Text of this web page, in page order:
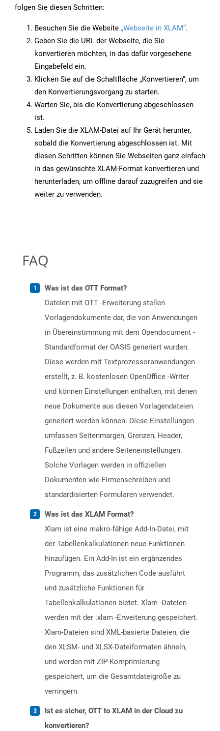
folgen Sie diesen Schritten:
Besuchen Sie die Website „Webseite in XLAM“.
Geben Sie die URL der Webseite, die Sie
konvertieren möchten, in das dafür vorgesehene
Eingabefeld ein.
Klicken Sie auf die Schaltfläche „Konvertieren“, um
den Konvertierungsvorgang zu starten.
Warten Sie, bis die Konvertierung abgeschlossen
ist.
Laden Sie die XLAM-Datei auf Ihr Gerät herunter,
sobald die Konvertierung abgeschlossen ist. Mit
diesen Schritten können Sie Webseiten ganz einfach
in das gewünschte XLAM-Format konvertieren und
herunterladen, um offline darauf zuzugreifen und sie
weiter zu verwenden.
FAQ
Was ist das OTT Format?
Dateien mit OTT -Erweiterung stellen
Vorlagendokumente dar, die von Anwendungen
in Übereinstimmung mit dem Opendocument -
Standardformat der OASIS generiert wurden.
Diese werden mit Textprozessoranwendungen
erstellt, z. B. kostenlosen OpenOffice -Writer
und können Einstellungen enthalten, mit denen
neue Dokumente aus diesen Vorlagendateien
generiert werden können. Diese Einstellungen
umfassen Seitenmargen, Grenzen, Header,
Fußzeilen und andere Seiteneinstellungen.
Solche Vorlagen werden in offiziellen
Dokumenten wie Firmenschreiben und
standardisierten Formularen verwendet.
Was ist das XLAM Format?
Xlam ist eine makro-fähige Add-In-Datei, mit
der Tabellenkalkulationen neue Funktionen
hinzufügen. Ein Add-In ist ein ergänzendes
Programm, das zusätzlichen Code ausführt
und zusätzliche Funktionen für
Tabellenkalkulationen bietet. Xlam -Dateien
werden mit der .xlam -Erweiterung gespeichert.
Xlam-Dateien sind XML-basierte Dateien, die
den XLSM- und XLSX-Dateiformaten ähneln,
und werden mit ZIP-Komprimierung
gespeichert, um die Gesamtdateigröße zu
verringern.
Ist es sicher, OTT to XLAM in der Cloud zu
konvertieren?